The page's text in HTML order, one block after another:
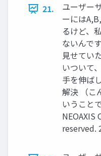
21.
ユーザー
ーには
るけど、
ないんで
見せてい
いついて
手を伸ば
解決 （こ
いうこと
NEOAXIS
reserved.